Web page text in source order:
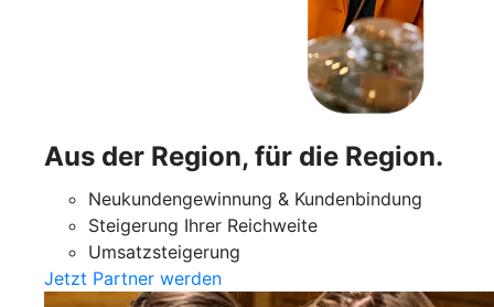
Aus der Region, für die Region.
Neukundengewinnung & Kundenbindung
Steigerung Ihrer Reichweite
Umsatzsteigerung
Jetzt Partner werden